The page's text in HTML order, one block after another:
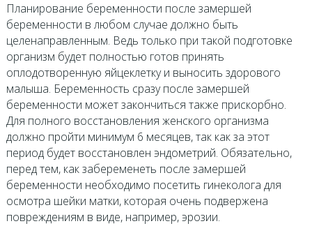
Планирование беременности после замершей
беременности в любом случае должно быть
целенаправленным. Ведь только при такой подготовке
организм будет полностью готов принять
оплодотворенную яйцеклетку и выносить здорового
малыша. Беременность сразу после замершей
беременности может закончиться также прискорбно.
Для полного восстановления женского организма
должно пройти минимум 6 месяцев, так как за этот
период будет восстановлен эндометрий. Обязательно,
перед тем, как забеременеть после замершей
беременности необходимо посетить гинеколога для
осмотра шейки матки, которая очень подвержена
повреждениям в виде, например, эрозии.